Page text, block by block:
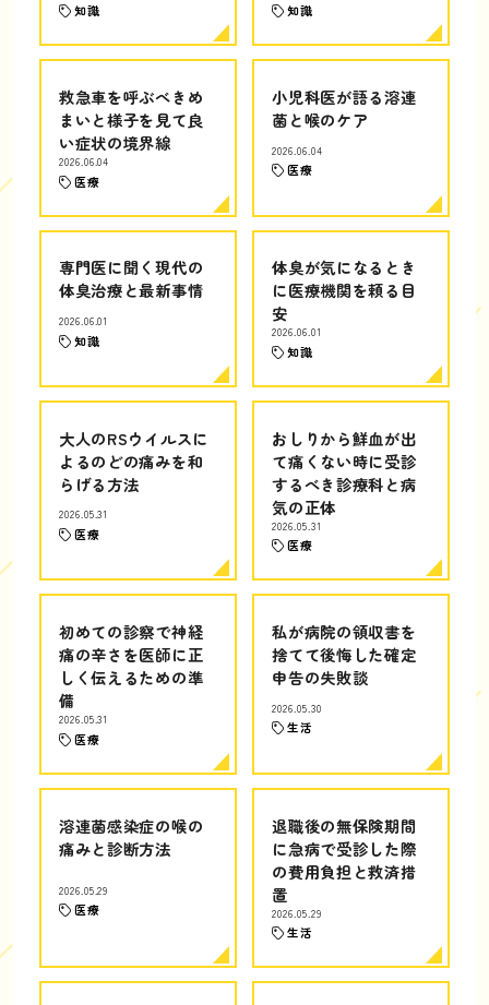
知識 知識
救急車を呼ぶべきめ
まいと様子を見て良
い症状の境界線
2026.06.04
医療
小児科医が語る溶連
菌と喉のケア
2026.06.04
医療
専門医に聞く現代の
体臭治療と最新事情
2026.06.01
知識
体臭が気になるとき
に医療機関を頼る目
安
2026.06.01
知識
大人のRSウイルスに
よるのどの痛みを和
らげる方法
2026.05.31
医療
おしりから鮮血が出
て痛くない時に受診
するべき診療科と病
気の正体
2026.05.31
医療
初めての診察で神経
痛の辛さを医師に正
しく伝えるための準
備
2026.05.31
医療
私が病院の領収書を
捨てて後悔した確定
申告の失敗談
2026.05.30
生活
溶連菌感染症の喉の
痛みと診断方法
2026.05.29
医療
退職後の無保険期間
に急病で受診した際
の費用負担と救済措
置
2026.05.29
生活